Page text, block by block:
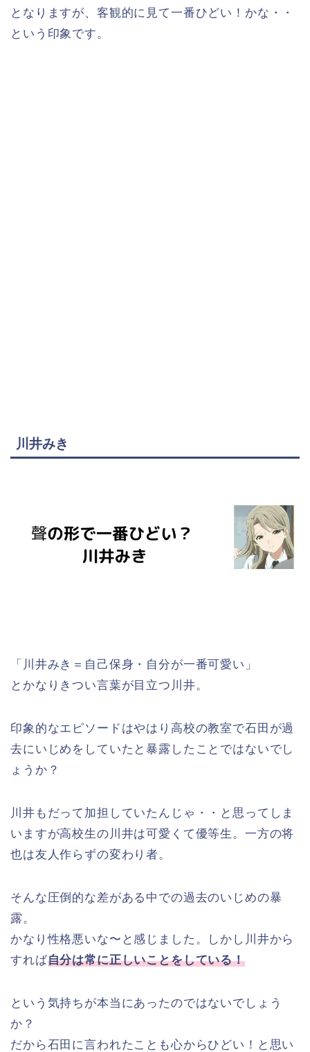
となりますが、客観的に見て一番ひどい！かな・・
という印象です。
川井みき
「川井みき＝自己保身・自分が一番可愛い」
とかなりきつい言葉が目立つ川井。
印象的なエピソードはやはり高校の教室で石田が過
去にいじめをしていたと暴露したことではないでし
ょうか？
川井もだって加担していたんじゃ・・と思ってしま
いますが高校生の川井は可愛くて優等生。一方の将
也は友人作らずの変わり者。
そんな圧倒的な差がある中での過去のいじめの暴
露。
かなり性格悪いな〜と感じました。しかし川井から
すれば自分は常に正しいことをしている！
という気持ちが本当にあったのではないでしょう
か？
だから石田に言われたことも心からひどい！と思い